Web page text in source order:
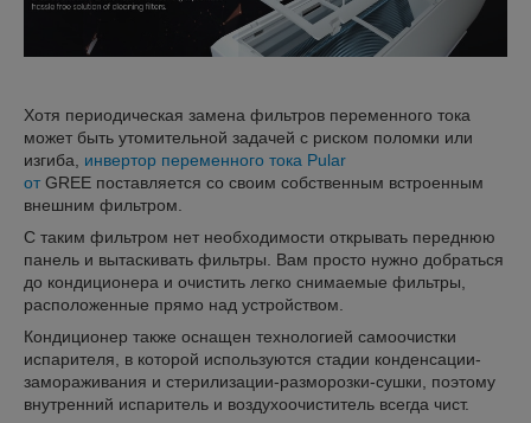
Хотя периодическая замена фильтров переменного тока
может быть утомительной задачей с риском поломки или
изгиба, инвертор переменного тока Pular
от GREE поставляется со своим собственным встроенным
внешним фильтром.
С таким фильтром нет необходимости открывать переднюю
панель и вытаскивать фильтры. Вам просто нужно добраться
до кондиционера и очистить легко снимаемые фильтры,
расположенные прямо над устройством.
Кондиционер также оснащен технологией самоочистки
испарителя, в которой используются стадии конденсации-
замораживания и стерилизации-разморозки-сушки, поэтому
внутренний испаритель и воздухоочиститель всегда чист.